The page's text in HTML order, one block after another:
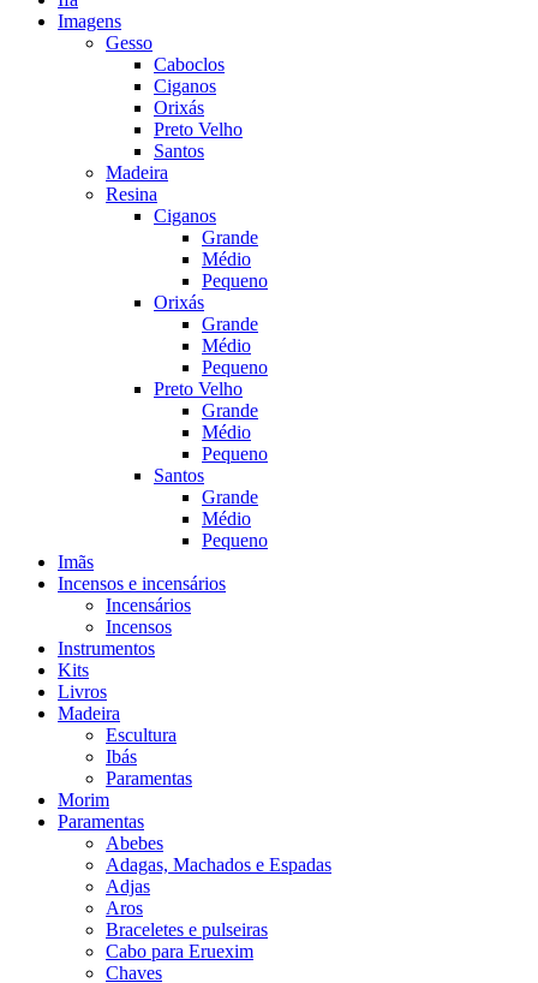
Imagens
Gesso
Caboclos
Ciganos
Orixás
Preto Velho
Santos
Madeira
Resina
Ciganos
Grande
Médio
Pequeno
Orixás
Grande
Médio
Pequeno
Preto Velho
Grande
Médio
Pequeno
Santos
Grande
Médio
Pequeno
Imãs
Incensos e incensários
Incensários
Incensos
Instrumentos
Kits
Livros
Madeira
Escultura
Ibás
Paramentas
Morim
Paramentas
Abebes
Adagas, Machados e Espadas
Adjas
Aros
Braceletes e pulseiras
Cabo para Eruexim
Chaves